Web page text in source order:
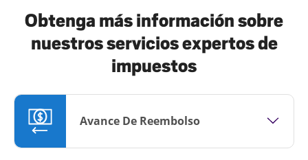
Obtenga más información sobre
nuestros servicios expertos de
impuestos
Avance De Reembolso